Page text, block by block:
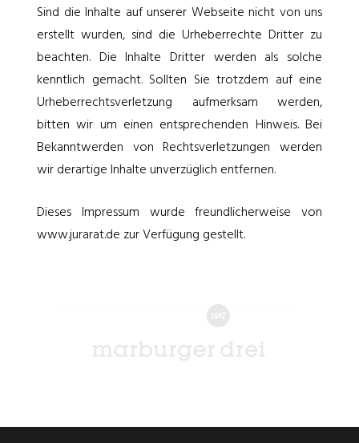
Sind die Inhalte auf unserer Webseite nicht von uns
erstellt wurden, sind die Urheberrechte Dritter zu
beachten. Die Inhalte Dritter werden als solche
kenntlich gemacht. Sollten Sie trotzdem auf eine
Urheberrechtsverletzung aufmerksam werden,
bitten wir um einen entsprechenden Hinweis. Bei
Bekanntwerden von Rechtsverletzungen werden
wir derartige Inhalte unverzüglich entfernen.
Dieses Impressum wurde freundlicherweise von
www.jurarat.de zur Verfügung gestellt.